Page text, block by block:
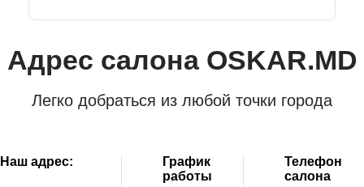
Адрес салона OSKAR.MD
Легко добраться из любой точки города
Наш адрес:
График
работы
Телефон
салона